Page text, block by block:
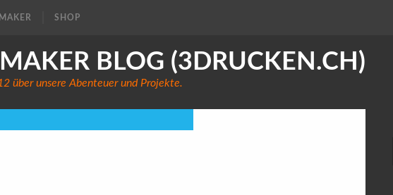
SHOP
BLOG (3DRUCKEN.CH)
über unsere Abenteuer und Projekte.
- Unterstufe